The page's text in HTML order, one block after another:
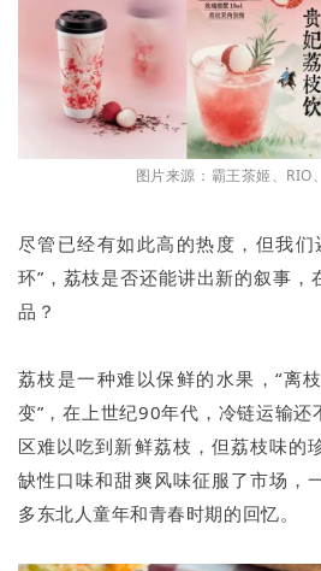
图片来源：霸王茶姬、RIO
尽管已经有如此高的热度，但我
环”，荔枝是否还能讲出新的叙事，
品？
荔枝是一种难以保鲜的水果，“离
变”，在上世纪90年代，冷链运输
区难以吃到新鲜荔枝，但荔枝味的
缺性口味和甜爽风味征服了市场，
多东北人童年和青春时期的回忆。